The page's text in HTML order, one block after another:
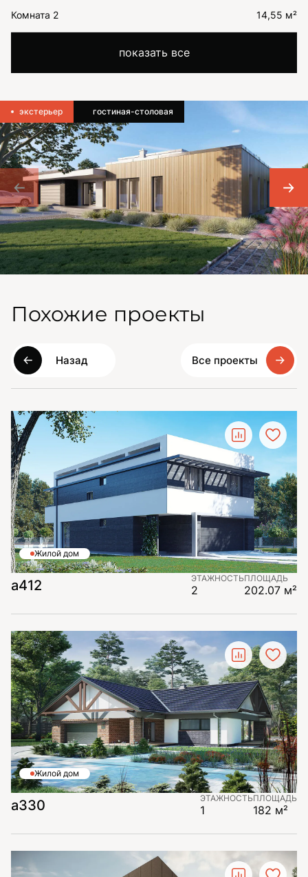
Комната 2 14,55 м²
показать все
экстерьер гостиная-столовая
Похожие проекты
Назад Все проекты
Жилой дом
а412 ЭТАЖНОСТЬ
2
ПЛОЩАДЬ
202.07 м²
Жилой дом
а330 ЭТАЖНОСТЬ
1
ПЛОЩАДЬ
182 м²